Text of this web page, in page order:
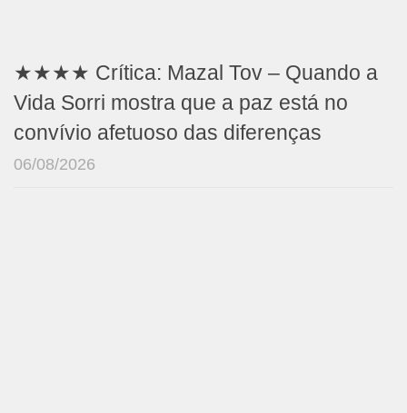
★★★★ Crítica: Mazal Tov – Quando a
Vida Sorri mostra que a paz está no
convívio afetuoso das diferenças
06/08/2026